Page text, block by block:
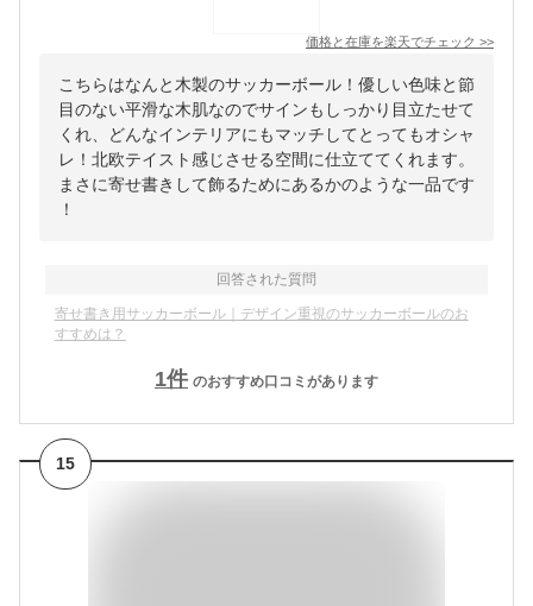
価格と在庫を楽天でチェック >>
こちらはなんと木製のサッカーボール！優しい色味と節
目のない平滑な木肌なのでサインもしっかり目立たせて
くれ、どんなインテリアにもマッチしてとってもオシャ
レ！北欧テイスト感じさせる空間に仕立ててくれます。
まさに寄せ書きして飾るためにあるかのような一品です
！
回答された質問
寄せ書き用サッカーボール｜デザイン重視のサッカーボールのお
すすめは？
1件 のおすすめ口コミがあります
15